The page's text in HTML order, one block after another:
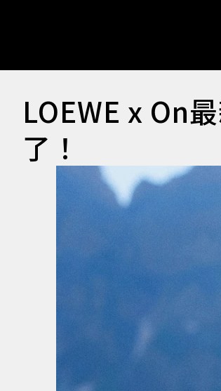
LOEWE x On
了！